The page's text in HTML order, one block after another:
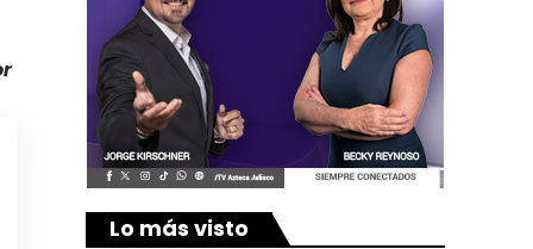
Lo más visto